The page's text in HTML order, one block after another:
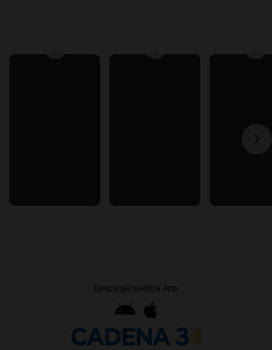
Descargá nuestra App